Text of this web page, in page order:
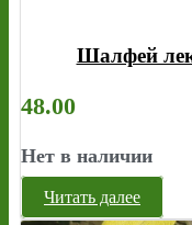
Шалфей
48.00
Нет в наличии
Читать далее